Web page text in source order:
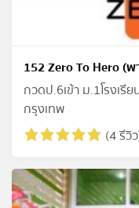
152 Zero To Hero (
กวดป.6เข้า ม.1โรงเรี
กรุงเทพ
(4 รีวิ